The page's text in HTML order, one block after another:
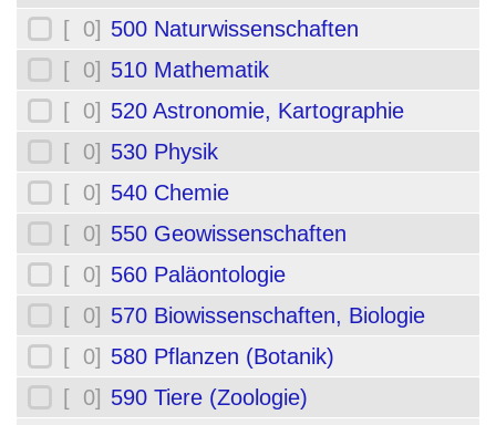
[ 0] 500 Naturwissenschaften
[ 0] 510 Mathematik
[ 0] 520 Astronomie, Kartographie
[ 0] 530 Physik
[ 0] 540 Chemie
[ 0] 550 Geowissenschaften
[ 0] 560 Paläontologie
[ 0] 570 Biowissenschaften, Biologie
[ 0] 580 Pflanzen (Botanik)
[ 0] 590 Tiere (Zoologie)